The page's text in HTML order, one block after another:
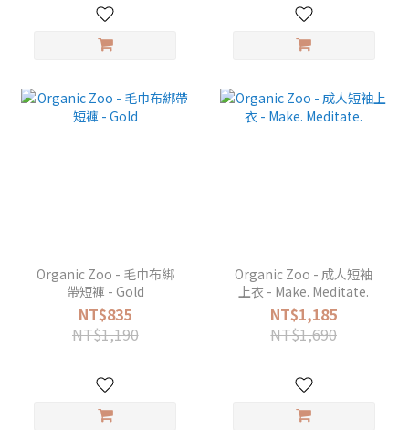
Organic Zoo - 毛巾布綁
帶短褲 - Gold
NT$835
NT$1,190
Organic Zoo - 成人短袖
上衣 - Make. Meditate.
NT$1,185
NT$1,690